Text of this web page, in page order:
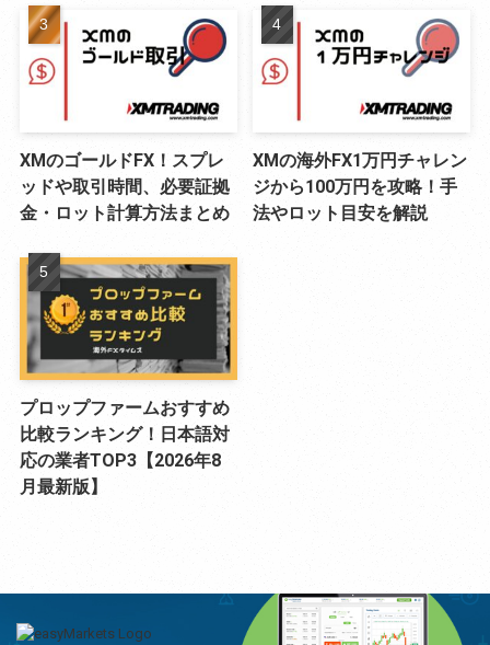
XMのゴールドFX！スプレ
ッドや取引時間、必要証拠
金・ロット計算方法まとめ
XMの海外FX1万円チャレン
ジから100万円を攻略！手
法やロット目安を解説
プロップファームおすすめ
比較ランキング！日本語対
応の業者TOP3【2026年8
月最新版】